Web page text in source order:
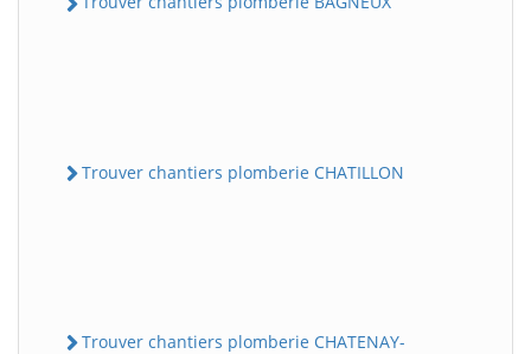
Trouver chantiers plomberie CHATILLON
Trouver chantiers plomberie CHATENAY-